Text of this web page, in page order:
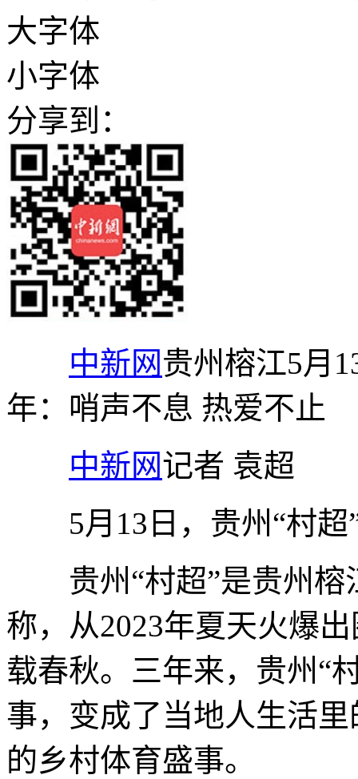
大字体
小字体
分享到：
中新网贵州榕江5月
年：哨声不息 热爱不止
中新网记者 袁超
5月13日，贵州“村超
贵州“村超”是贵州榕
称，从2023年夏天火爆
载春秋。三年来，贵州“
事，变成了当地人生活
的乡村体育盛事。